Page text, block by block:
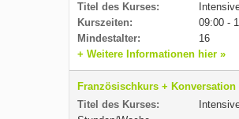
Titel des Kurses:
Kurszeiten:
09:00 -
Mindestalter:
16
+ Weitere Informationen hier »
Französischkurs + Konversation
Titel des Kurses: